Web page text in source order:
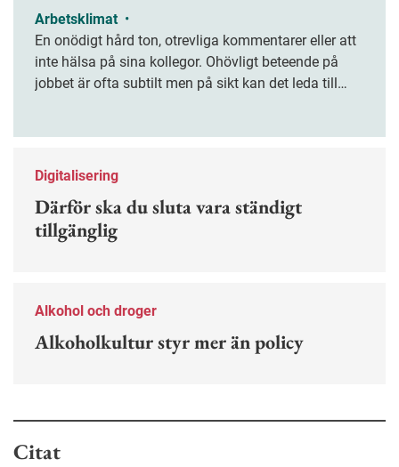
Arbetsklimat •
En onödigt hård ton, otrevliga kommentarer eller att
inte hälsa på sina kollegor. Ohövligt beteende på
jobbet är ofta subtilt men på sikt kan det leda till
Digitalisering
Därför ska du sluta vara ständigt
tillgänglig
Alkohol och droger
Alkoholkultur styr mer än policy
Citat